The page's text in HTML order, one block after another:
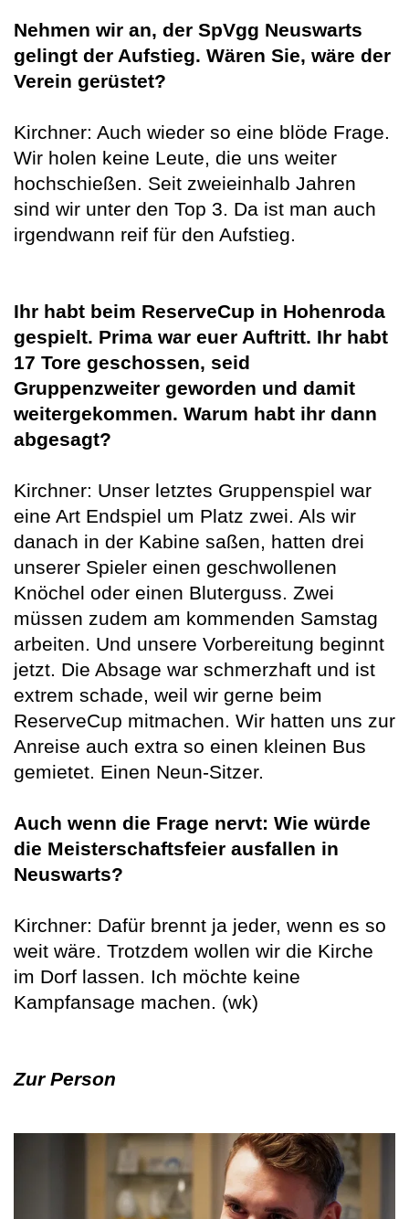
Nehmen wir an, der SpVgg Neuswarts
gelingt der Aufstieg. Wären Sie, wäre der
Verein gerüstet?
Kirchner: Auch wieder so eine blöde Frage.
Wir holen keine Leute, die uns weiter
hochschießen. Seit zweieinhalb Jahren
sind wir unter den Top 3. Da ist man auch
irgendwann reif für den Aufstieg.
Ihr habt beim ReserveCup in Hohenroda
gespielt. Prima war euer Auftritt. Ihr habt
17 Tore geschossen, seid
Gruppenzweiter geworden und damit
weitergekommen. Warum habt ihr dann
abgesagt?
Kirchner: Unser letztes Gruppenspiel war
eine Art Endspiel um Platz zwei. Als wir
danach in der Kabine saßen, hatten drei
unserer Spieler einen geschwollenen
Knöchel oder einen Bluterguss. Zwei
müssen zudem am kommenden Samstag
arbeiten. Und unsere Vorbereitung beginnt
jetzt. Die Absage war schmerzhaft und ist
extrem schade, weil wir gerne beim
ReserveCup mitmachen. Wir hatten uns zur
Anreise auch extra so einen kleinen Bus
gemietet. Einen Neun-Sitzer.
Auch wenn die Frage nervt: Wie würde
die Meisterschaftsfeier ausfallen in
Neuswarts?
Kirchner: Dafür brennt ja jeder, wenn es so
weit wäre. Trotzdem wollen wir die Kirche
im Dorf lassen. Ich möchte keine
Kampfansage machen. (wk)
Zur Person